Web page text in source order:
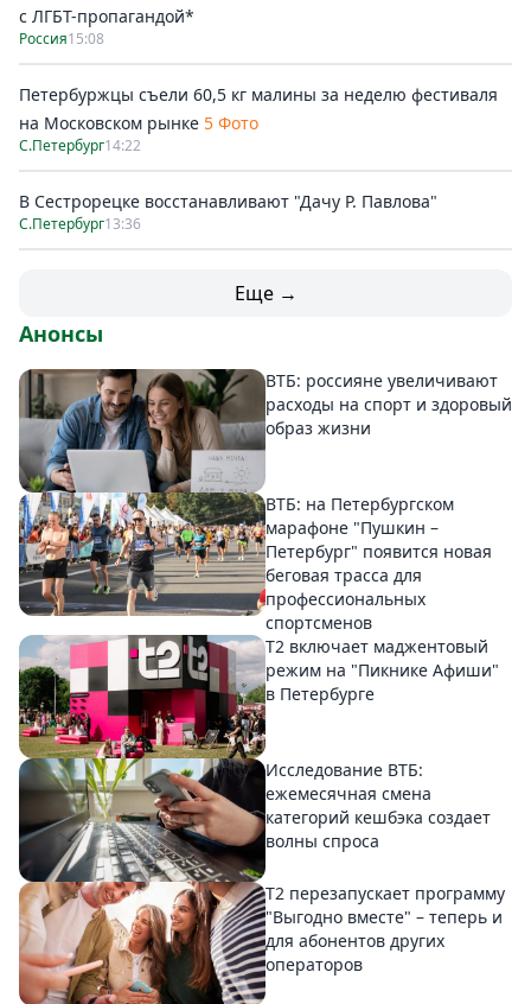
с ЛГБТ-пропагандой*
Россия15:08
Петербуржцы съели 60,5 кг малины за неделю фестиваля
на Московском рынке 5 Фото
С.Петербург14:22
В Сестрорецке восстанавливают "Дачу Р. Павлова"
С.Петербург13:36
Еще →
Анонсы
ВТБ: россияне увеличивают
расходы на спорт и здоровый
образ жизни
ВТБ: на Петербургском
марафоне "Пушкин –
Петербург" появится новая
беговая трасса для
профессиональных
спортсменов
Т2 включает маджентовый
режим на "Пикнике Афиши"
в Петербурге
Исследование ВТБ:
ежемесячная смена
категорий кешбэка создает
волны спроса
Т2 перезапускает программу
"Выгодно вместе" – теперь и
для абонентов других
операторов